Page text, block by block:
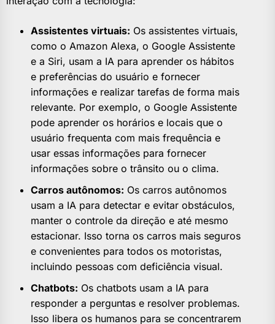
Assistentes virtuais: Os assistentes virtuais,
como o Amazon Alexa, o Google Assistente
e a Siri, usam a IA para aprender os hábitos
e preferências do usuário e fornecer
informações e realizar tarefas de forma mais
relevante. Por exemplo, o Google Assistente
pode aprender os horários e locais que o
usuário frequenta com mais frequência e
usar essas informações para fornecer
informações sobre o trânsito ou o clima.
Carros autônomos: Os carros autônomos
usam a IA para detectar e evitar obstáculos,
manter o controle da direção e até mesmo
estacionar. Isso torna os carros mais seguros
e convenientes para todos os motoristas,
incluindo pessoas com deficiência visual.
Chatbots: Os chatbots usam a IA para
responder a perguntas e resolver problemas.
Isso libera os humanos para se concentrarem